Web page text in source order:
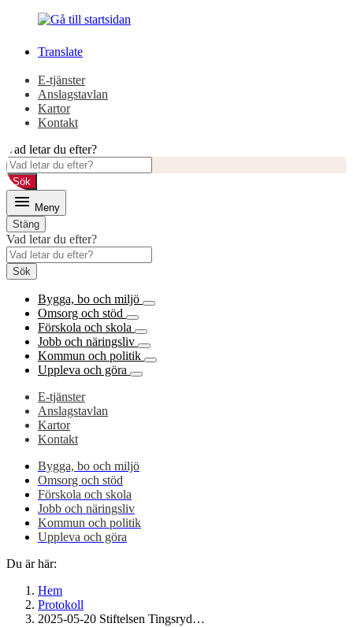
innehåll
huvudmeny
Translate
E-tjänster
Anslagstavlan
Kartor
Kontakt
Vad letar du efter?
Sök
Meny
Stäng
Vad letar du efter?
Sök
Bygga, bo och miljö
Omsorg och stöd
Förskola och skola
Jobb och näringsliv
Kommun och politik
Uppleva och göra
E-tjänster
Anslagstavlan
Kartor
Kontakt
Bygga, bo och miljö
Omsorg och stöd
Förskola och skola
Jobb och näringsliv
Kommun och politik
Uppleva och göra
Du är här:
Hem
Protokoll
2025-05-20 Stiftelsen Tingsryd…